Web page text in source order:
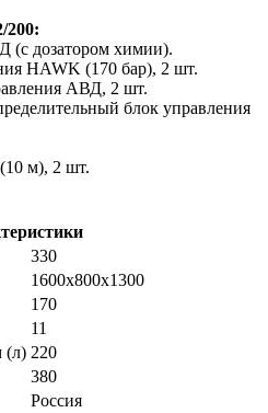
200:
(с дозатором химии).
HAWK (170 бар), 2 шт.
АВД, 2 шт.
блок управления
м), 2 шт.
330
1600х800х1300
170
11
(л) 220
380
Россия